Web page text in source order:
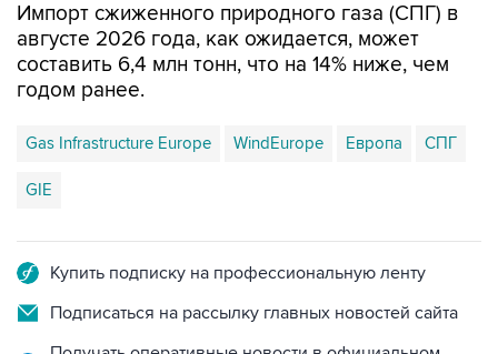
Импорт сжиженного природного газа (СПГ) в
августе 2026 года, как ожидается, может
составить 6,4 млн тонн, что на 14% ниже, чем
годом ранее.
Gas Infrastructure Europe WindEurope Европа СПГ
GIE
Купить подписку на профессиональную ленту
Подписаться на рассылку главных новостей сайта